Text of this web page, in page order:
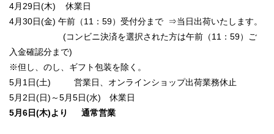
4月29日(木) 休業日
4月30日(金) 午前（11：59）受付分まで ⇒当日出荷いたします。
(コンビニ決済を選択された方は午前（11：59）ご
入金確認分まで)
※但し、のし、ギフト包装を除く。
5月1日(土) 営業日、オンラインショップ出荷業務休止
5月2日(日)～5月5日(水) 休業日
5月6日(木)より 通常営業